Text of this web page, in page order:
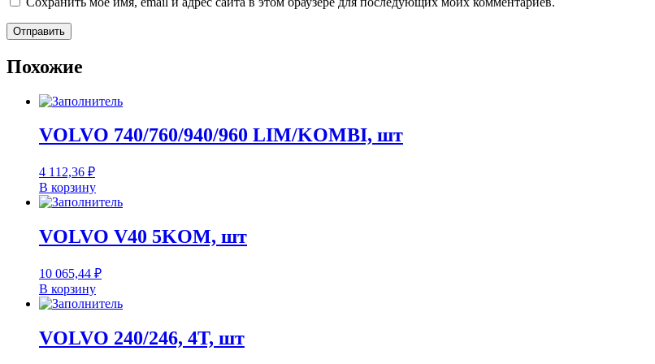
Похожие
VOLVO 740/760/940/960 LIM/KOMBI, шт
4 112,36 ₽
В корзину
VOLVO V40 5KOM, шт
10 065,44 ₽
В корзину
VOLVO 240/246, 4T, шт